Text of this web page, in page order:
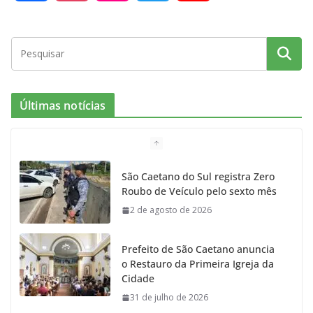
c
b
o
o
k
a
g
r
a
m
k t
r
u
e
Últimas notícias
São Caetano do Sul registra Zero
Roubo de Veículo pelo sexto mês
2 de agosto de 2026
Prefeito de São Caetano anuncia
o Restauro da Primeira Igreja da
Cidade
31 de julho de 2026